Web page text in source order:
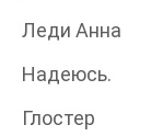
Леди Анна
Надеюсь.
Глостер